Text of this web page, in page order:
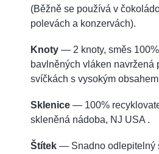
(Běžně se používá v
polevách a konzervách).
Knoty — 2 knoty, směs
bavlněných vláken navržená
svíčkách s vysokým
Sklenice — 100%
skleněná nádoba, NJ USA .
Štítek — Snadno odlepitelný